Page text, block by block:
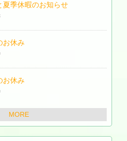
夏季休暇のお知らせ
お休み
お休み
MORE